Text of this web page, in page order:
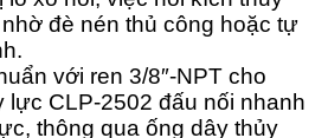
đè nén thủ công hoặc tự
với ren 3/8″-NPT cho
lực CLP-2502 đấu nối nhanh
thông qua ống dây thủy